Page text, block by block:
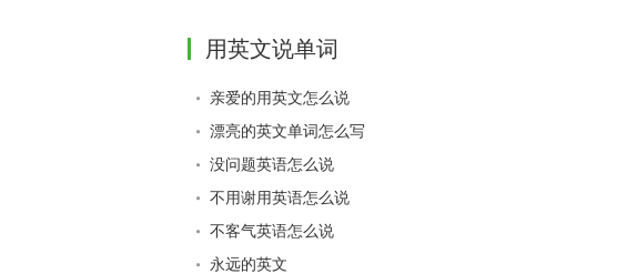
用英文说单词
亲爱的用英文怎么说
漂亮的英文单词怎么写
没问题英语怎么说
不用谢用英语怎么说
不客气英语怎么说
永远的英文